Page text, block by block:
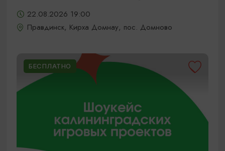
22.08.2026 19:00
Правдинск, Кирха Домнау, пос. Домново
БЕСПЛАТНО